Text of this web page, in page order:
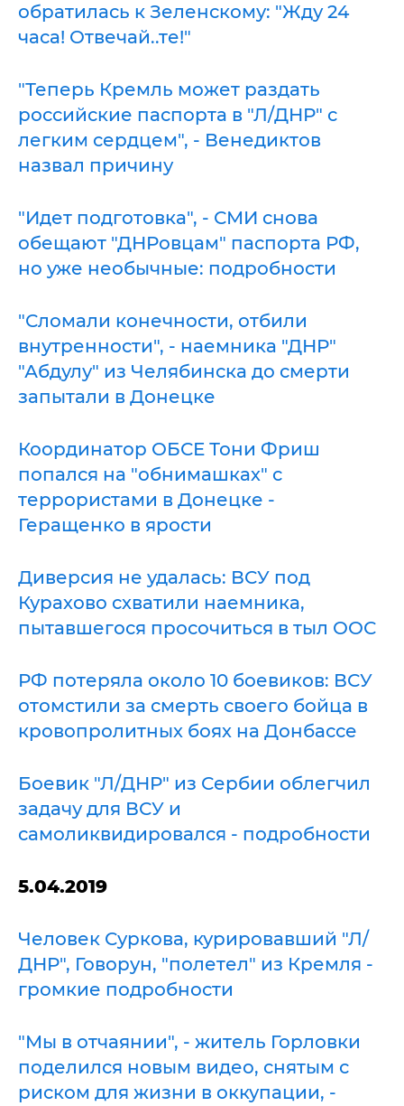
обратилась к Зеленскому: "Жду 24
часа! Отвечай..те!"
"Теперь Кремль может раздать
российские паспорта в "Л/ДНР" с
легким сердцем", - Венедиктов
назвал причину
"Идет подготовка", - СМИ снова
обещают "ДНРовцам" паспорта РФ,
но уже необычные: подробности
"Сломали конечности, отбили
внутренности", - наемника "ДНР"
"Абдулу" из Челябинска до смерти
запытали в Донецке
Координатор ОБСЕ Тони Фриш
попался на "обнимашках" с
террористами в Донецке -
Геращенко в ярости
Диверсия не удалась: ВСУ под
Курахово схватили наемника,
пытавшегося просочиться в тыл ООС
РФ потеряла около 10 боевиков: ВСУ
отомстили за смерть своего бойца в
кровопролитных боях на Донбассе
Боевик "Л/ДНР" из Сербии облегчил
задачу для ВСУ и
самоликвидировался - подробности
5.04.2019
Человек Суркова, курировавший "Л/
ДНР", Говорун, "полетел" из Кремля -
громкие подробности
"Мы в отчаянии", - житель Горловки
поделился новым видео, снятым с
риском для жизни в оккупации, -